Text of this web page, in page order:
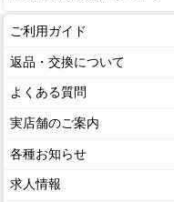
ご利用ガイド
返品・交換について
よくある質問
実店舗のご案内
各種お知らせ
求人情報